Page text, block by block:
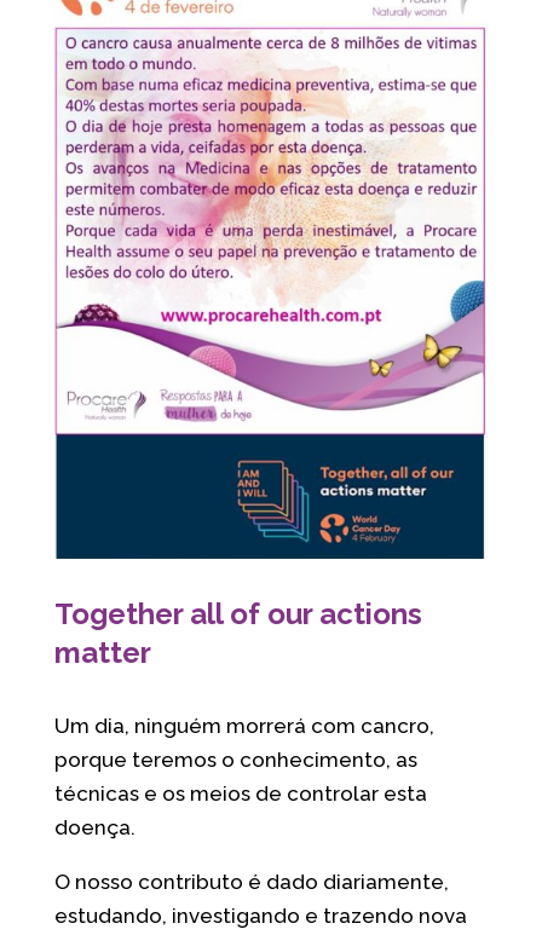
Together all of our actions
matter
Um dia, ninguém morrerá com cancro,
porque teremos o conhecimento, as
técnicas e os meios de controlar esta
doença.
O nosso contributo é dado diariamente,
estudando, investigando e trazendo nova